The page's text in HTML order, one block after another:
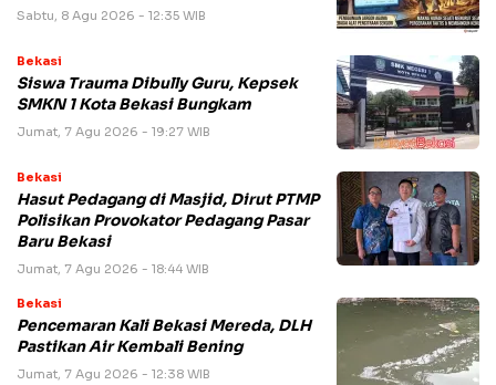
Sabtu, 8 Agu 2026 - 12:35 WIB
Bekasi
Siswa Trauma Dibully Guru, Kepsek
SMKN 1 Kota Bekasi Bungkam
Jumat, 7 Agu 2026 - 19:27 WIB
Bekasi
Hasut Pedagang di Masjid, Dirut PTMP
Polisikan Provokator Pedagang Pasar
Baru Bekasi
Jumat, 7 Agu 2026 - 18:44 WIB
Bekasi
Pencemaran Kali Bekasi Mereda, DLH
Pastikan Air Kembali Bening
Jumat, 7 Agu 2026 - 12:38 WIB